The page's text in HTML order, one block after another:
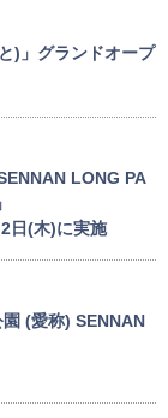
)」グランドオープ
LONG PA
日(木)に実施
(愛称) SENNAN